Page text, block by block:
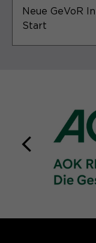
Neue GeVoR
Start
zurück